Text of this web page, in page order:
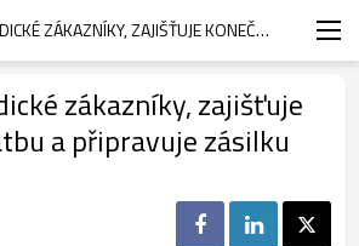
FANTY VÍTÁ INDICKÉ ZÁKAZNÍKY, ZAJIŠŤUJE KONEČNOU PLATBU A PŘIPRAVUJE ZÁSILKU VYBAVENÍ
zákazníky, zajišťuje
a připravuje zásilku